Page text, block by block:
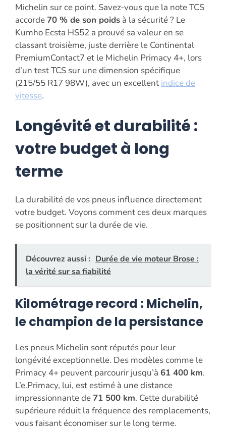
Michelin sur ce point. Savez-vous que la note TCS
accorde 70 % de son poids à la sécurité ? Le
Kumho Ecsta HS52 a prouvé sa valeur en se
classant troisième, juste derrière le Continental
PremiumContact7 et le Michelin Primacy 4+, lors
d’un test TCS sur une dimension spécifique
(215/55 R17 98W), avec un excellent indice de
vitesse.
Longévité et durabilité :
votre budget à long
terme
La durabilité de vos pneus influence directement
votre budget. Voyons comment ces deux marques
se positionnent sur la durée de vie.
Découvrez aussi : Durée de vie moteur Brose :
la vérité sur sa fiabilité
Kilométrage record : Michelin,
le champion de la persistance
Les pneus Michelin sont réputés pour leur
longévité exceptionnelle. Des modèles comme le
Primacy 4+ peuvent parcourir jusqu’à 61 400 km.
L’e.Primacy, lui, est estimé à une distance
impressionnante de 71 500 km. Cette durabilité
supérieure réduit la fréquence des remplacements,
vous faisant économiser sur le long terme.